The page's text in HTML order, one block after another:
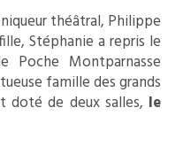
théâtral, Philippe
Stéphanie a repris le
Poche Montparnasse
famille des grands
doté de deux salles, le